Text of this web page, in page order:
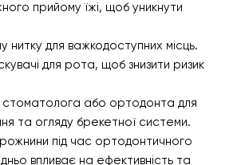
прийому їжі, щоб уникнути
нитку для важкодоступних місць.
для рота, щоб знизити ризик
стоматолога або ортодонта для
та огляду брекетної системи.
під час ортодонтичного
впливає на ефективність та